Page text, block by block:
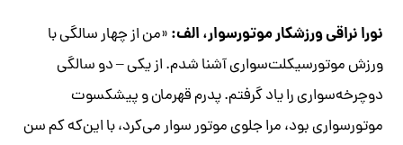
نورا نراقی ورزشکار موتورسوار، الف:«من از چهار سالگی با
ورزش موتورسیکلت‌سواری آشنا شدم. از یکی – دو سالگی
دوچرخه‌سواری را یاد گرفتم. پدرم قهرمان و پیشکسوت
موتورسواری بود، مرا جلوی موتور سوار می‌کرد، با این‌که کم سن